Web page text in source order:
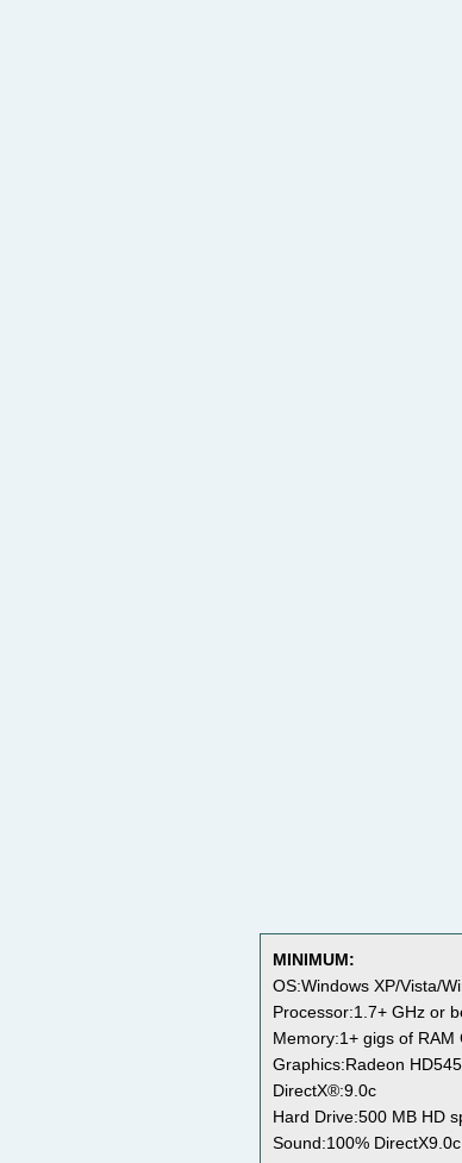
MINIMUM:
OS:Windows XP/Vista/
Processor:1.7+ GHz or
Memory:1+ gigs of RAM
Graphics:Radeon
DirectX®:9.0c
Hard Drive:500 MB HD
Sound:100%